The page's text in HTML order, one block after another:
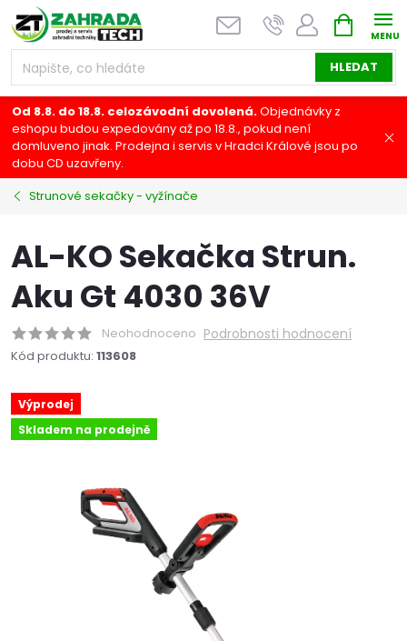
Přejít
na
obsah
HLEDAT
NÁKUPNÍ
KOŠÍK
Od 8.8. do 18.8. celozávodní dovolená.Objednávky z
eshopu budou expedovány až po 18.8., pokud není
domluveno jinak. Prodejna i servis v Hradci Králové jsou po
dobu CD uzavřeny.
Strunové sekačky - vyžínače
AL-KO Sekačka Strun.
Aku Gt 4030 36V
Neohodnoceno Podrobnosti hodnocení
Kód produktu: 113608
Výprodej
Skladem na prodejně